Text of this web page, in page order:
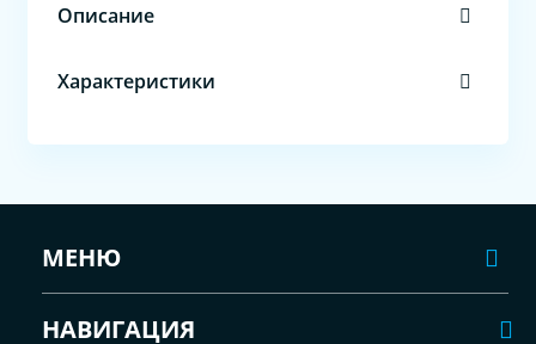
Описание
Характеристики
МЕНЮ
НАВИГАЦИЯ